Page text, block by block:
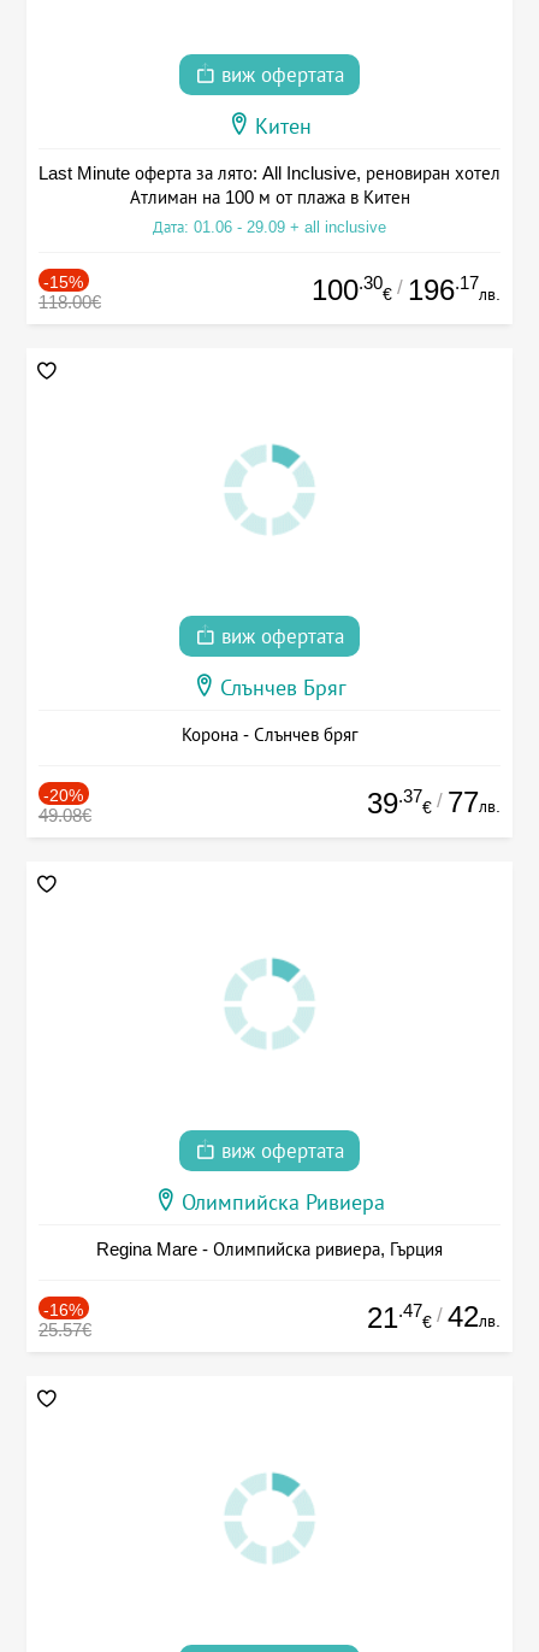
виж офертата
Китен
Last Minute оферта за лято: All Inclusive, реновиран хотел
Атлиман на 100 м от плажа в Китен
Дата: 01.06 - 29.09 + all inclusive
-15%
118.00€ 100.30
€ / 196.17
лв.
виж офертата
Слънчев Бряг
Корона - Слънчев бряг
-20%
49.08€ 39.37
€ / 77лв.
виж офертата
Олимпийска Ривиера
Regina Mare - Олимпийска ривиера, Гърция
-16%
25.57€ 21.47
€ / 42лв.